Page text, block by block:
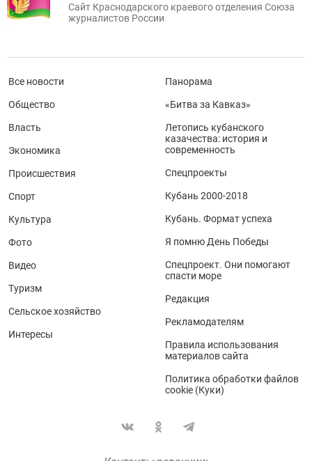
Сайт Краснодарского краевого отделения Союза
журналистов России
Все новости
Общество
Власть
Экономика
Происшествия
Спорт
Культура
Фото
Видео
Туризм
Сельское хозяйство
Интересы
Панорама
«Битва за Кавказ»
Летопись кубанского
казачества: история и
современность
Спецпроекты
Кубань 2000-2018
Кубань. Формат успеха
Я помню День Победы
Спецпроект. Они помогают
спасти море
Редакция
Рекламодателям
Правила использования
материалов сайта
Политика обработки файлов
cookie (Куки)